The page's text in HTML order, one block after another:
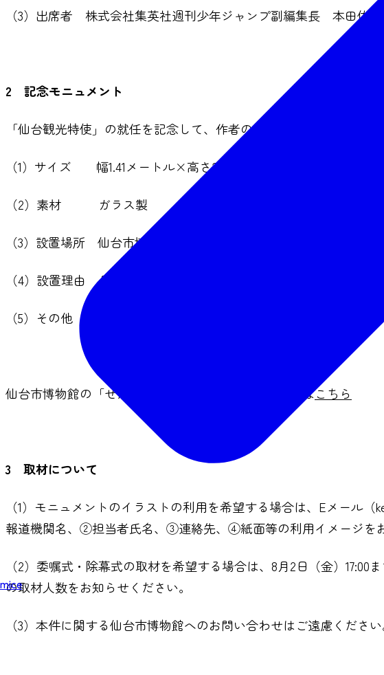
mice
（3）出席者 株式会社集英社週刊少年ジャンプ副編集長 本田佑行
2 記念モニュメント
「仙台観光特使」の就任を記念して、作者の古舘春一氏による特
（1）サイズ 幅1.41メートル×高さ2.48メートル
（2）素材 ガラス製
（3）設置場所 仙台市博物館正面玄関脇
（4）設置理由 月島蛍が大学卒業後、仙台市博物館に就職予定とい
（5）その他 除幕式当日は博物館が休館日のため、モニュメント
仙台市博物館の「せんだい旅日和」内施設紹介ページはこちら
3 取材について
（1）モニュメントのイラストの利用を希望する場合は、Eメール
報道機関名、②担当者氏名、③連絡先、④紙面等の利用イメージを
（2）委嘱式・除幕式の取材を希望する場合は、8月2日（金）
の取材人数をお知らせください。
（3）本件に関する仙台市博物館へのお問い合わせはご遠慮ください